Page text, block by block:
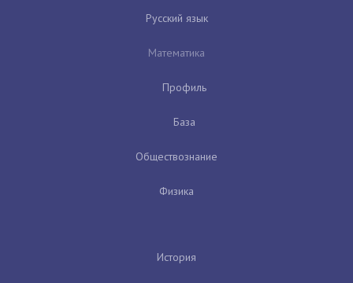
Русский язык
Математика
Профиль
База
Обществознание
Физика
История